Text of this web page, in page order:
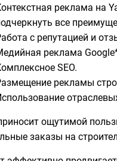
реклама на
все
с репутацией и
реклама
SEO.
рекламы
ощутимой
заказы на